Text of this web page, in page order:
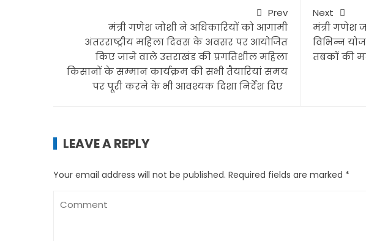
Prev
मंत्री गणेश जोशी ने अधिकारियों को आगामी
अंतरराष्ट्रीय महिला दिवस के अवसर पर आयोजित
किए जाने वाले उत्तराखंड की प्रगतिशील महिला
किसानों के सम्मान कार्यक्रम की सभी तैयारियां समय
पर पूरी करने के भी आवश्यक दिशा निर्देश दिए
Next
मंत्री गणेश
विभिन्न
तबकों की
LEAVE A REPLY
Your email address will not be published. Required fields are marked *